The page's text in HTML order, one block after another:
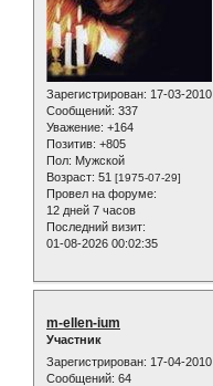
Зарегистрирован: 17-03-2010
Сообщений: 337
Уважение: +164
Позитив: +805
Пол: Мужской
Возраст: 51 [1975-07-29]
Провел на форуме:
12 дней 7 часов
Последний визит:
01-08-2026 00:02:35
m-ellen-ium
Участник
Зарегистрирован: 17-04-2010
Сообщений: 64